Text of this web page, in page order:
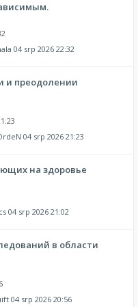
04 srp 2026 22:32
и преодолении
04 srp 2026 21:23
на здоровье
04 srp 2026 21:02
в области
04 srp 2026 20:56